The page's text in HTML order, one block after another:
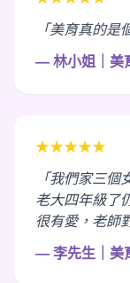
「美育真的是
— 林小姐｜美
★★★★★
「我們家三
老大四年級了
很有愛，老師
— 李先生｜美